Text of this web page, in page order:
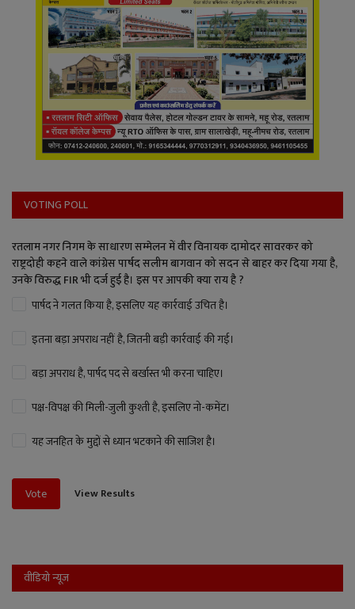
VOTING POLL
रतलाम नगर निगम के साधारण सम्मेलन में वीर विनायक दामोदर सावरकर को
राष्ट्रदोही कहने वाले कांग्रेस पार्षद सलीम बागवान को सदन से बाहर कर दिया गया है,
उनके विरुद्ध FIR भी दर्ज हुई है। इस पर आपकी क्या राय है ?
पार्षद ने गलत किया है, इसलिए यह कार्रवाई उचित है।
इतना बड़ा अपराध नहीं है, जितनी बड़ी कार्रवाई की गई।
बड़ा अपराध है, पार्षद पद से बर्खास्त भी करना चाहिए।
पक्ष-विपक्ष की मिली-जुली कुश्ती है, इसलिए नो-कमेंट।
यह जनहित के मुद्दों से ध्यान भटकाने की साजिश है।
Vote View Results
वीडियो न्यूज